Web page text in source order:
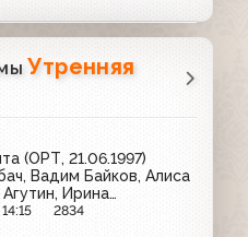
Утренняя
(ОРТ, 21.06.1997)
Вадим Байков, Алиса
Ирина
Гурцкая.
2834